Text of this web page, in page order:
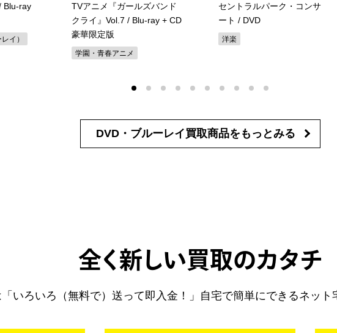
Blu-ray
イ）
TVアニメ『ガールズバンド
クライ』Vol.7 / Blu-ray + CD
豪華限定版
学園・青春アニメ
セントラルパーク・コンサ
ート / DVD
洋楽
DVD・ブルーレイ買取商品を もっとみる
全く新しい買取のカタチ
いろいろ（無料で）送って即入金！」自宅で簡単にできるネッ